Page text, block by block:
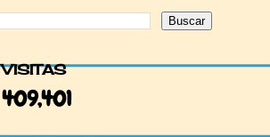
VISITAS
409,401